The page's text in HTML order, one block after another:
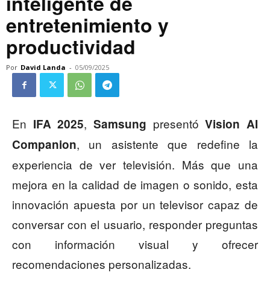
entretenimiento y
productividad
Por David Landa - 05/09/2025
En IFA 2025,Samsung presentóVision AI
Companion, un asistente que redefine la
experiencia de ver televisión. Más que una
mejora en la calidad de imagen o sonido, esta
innovación apuesta por un televisor capaz de
conversar con el usuario, responder preguntas
con información visual y ofrecer
recomendaciones personalizadas.